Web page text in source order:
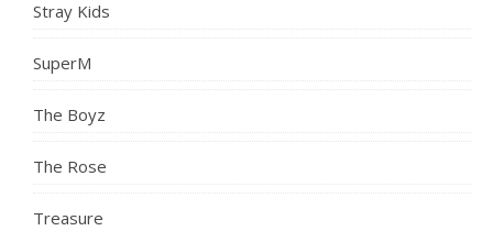
Stray Kids
SuperM
The Boyz
The Rose
Treasure